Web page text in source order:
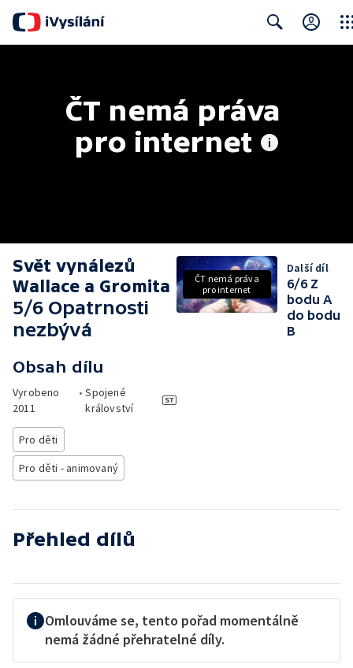
ČT nemá práva
pro internet
Svět vynálezů
Wallace a Gromita
5/6 Opatrnosti
nezbývá
Obsah dílu
Vyrobeno
2011
• Spojené
království
Pro děti
Pro děti - animovaný
ČT nemá práva
pro internet
Další díl
6/6 Z
bodu A
do bodu
B
Přehled dílů
Omlouváme se, tento pořad momentálně
nemá žádné přehratelné díly.